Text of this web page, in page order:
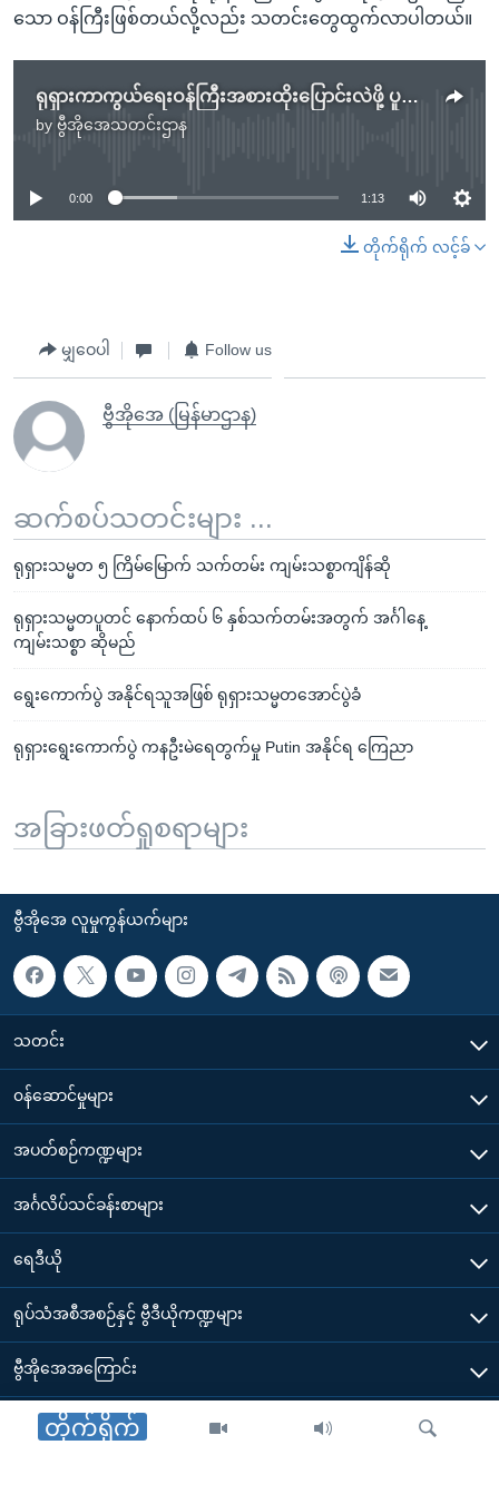
တိုက်ရိုက်
သော ဝန်ကြီးဖြစ်တယ်လို့လည်း သတင်းတွေထွက်လာပါတယ်။
ရုရှားကာကွယ်ရေးဝန်ကြီးအစားထိုးပြောင်းလဲဖို့ ပူတင်အဆိုပြု
by ဗွီအိုအေသတင်းဌာန
No media source currently available
0:00 1:13
တိုက်ရိုက် လင့်ခ်
မျှဝေပါ Follow us
ဗွီအိုအေ (မြန်မာဌာန)
ဆက်စပ်သတင်းများ ...
ရုရှားသမ္မတ ၅ ကြိမ်မြောက် သက်တမ်း ကျမ်းသစ္စာကျိန်ဆို
ရုရှားသမ္မတပူတင် နောက်ထပ် ၆ နှစ်သက်တမ်းအတွက် အင်္ဂါနေ့
ကျမ်းသစ္စာ ဆိုမည်
ရွေးကောက်ပွဲ အနိုင်ရသူအဖြစ် ရုရှားသမ္မတအောင်ပွဲခံ
ရုရှားရွေးကောက်ပွဲ ကနဦးမဲရေတွက်မှု Putin အနိုင်ရ ကြေညာ
အခြားဖတ်ရှုစရာများ
ဗွီအိုအေ လူမှုကွန်ယက်များ
သတင်း
၀န်ဆောင်မှုများ
အပတ်စဉ်ကဏ္ဍများ
အင်္ဂလိပ်သင်ခန်းစာများ
ရေဒီယို
ရုပ်သံအစီအစဉ်နှင့် ဗွီဒီယိုကဏ္ဍများ
ဗွီအိုအေအကြောင်း
ဗွီအိုအေ မိုဘိုင်းလ်အက်ပ်များ ဒေါင်းလုတ်ယူရန်